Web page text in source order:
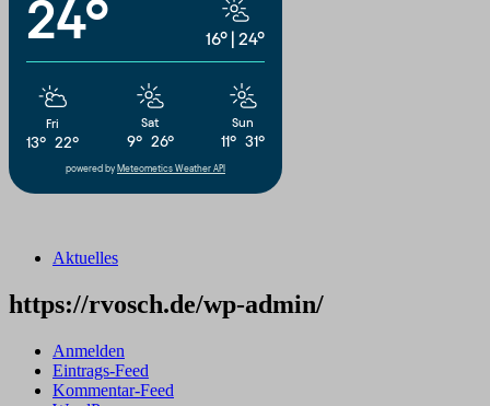
24° 16° 24°
Fri
13° 22°
Sat
9° 26°
Sun
11° 31°
powered by Meteometics Weather API
Aktuelles
https://rvosch.de/wp-admin/
Anmelden
Eintrags-Feed
Kommentar-Feed